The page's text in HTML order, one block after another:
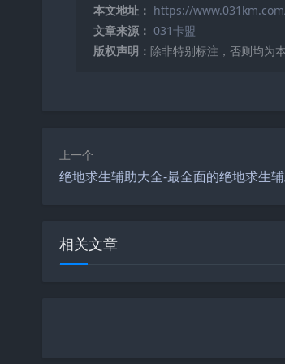
本文地址： https://
文章来源： 031卡盟
版权声明： 除非特别标注，否则均为
上一个
绝地求生辅助大全-最全面的绝地求生
相关文章